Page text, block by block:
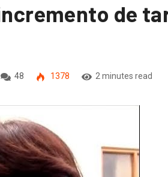
de
48 1378 2 minutes read